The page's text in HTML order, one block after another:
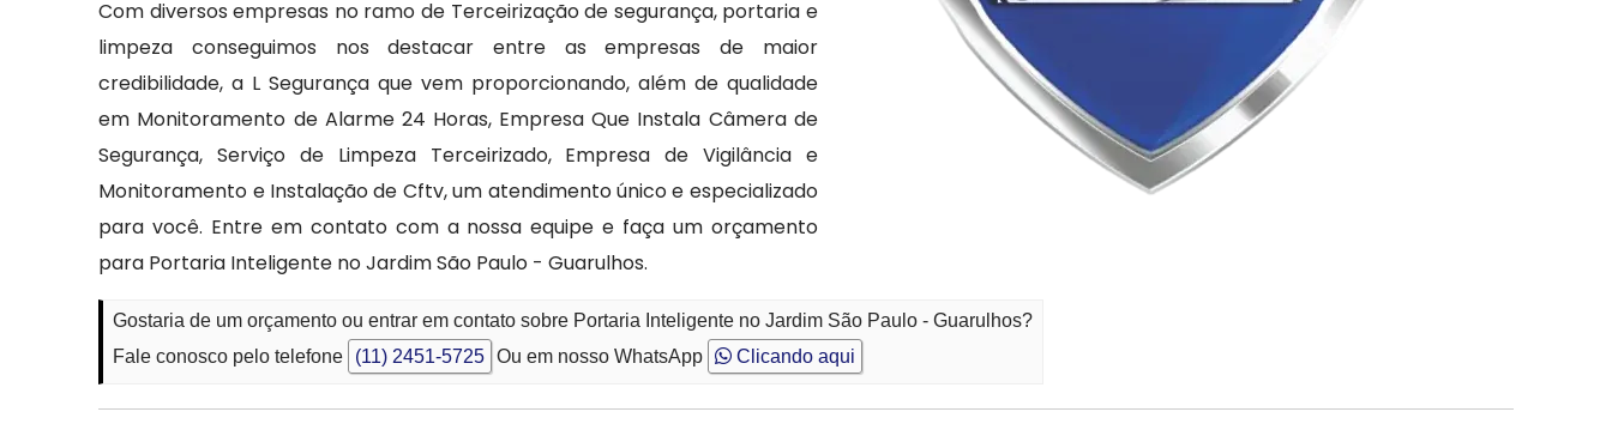
Com diversos empresas no ramo de Terceirização de segurança, portaria e
limpeza conseguimos nos destacar entre as empresas de maior
credibilidade, a L Segurança que vem proporcionando, além de qualidade
em Monitoramento de Alarme 24 Horas, Empresa Que Instala Câmera de
Segurança, Serviço de Limpeza Terceirizado, Empresa de Vigilância e
Monitoramento e Instalação de Cftv, um atendimento único e especializado
para você. Entre em contato com a nossa equipe e faça um orçamento
para Portaria Inteligente no Jardim São Paulo - Guarulhos.
Gostaria de um orçamento ou entrar em contato sobre Portaria Inteligente no Jardim São Paulo - Guarulhos?
Fale conosco pelo telefone
(11) 2451-5725 Ou em nosso WhatsApp Clicando aqui